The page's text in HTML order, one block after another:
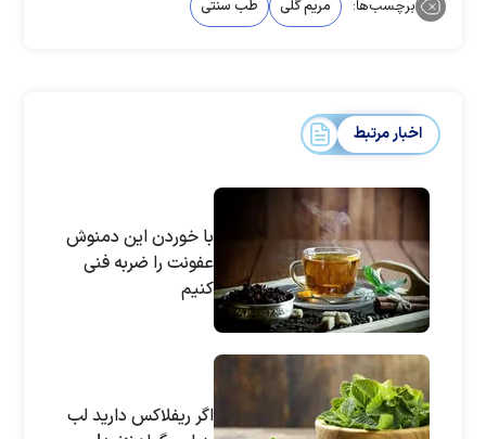
برچسب‌ها: مریم گلی طب سنتی
اخبار مرتبط
با خوردن این دمنوش
عفونت را ضربه فنی
کنیم
اگر ریفلاکس دارید لب